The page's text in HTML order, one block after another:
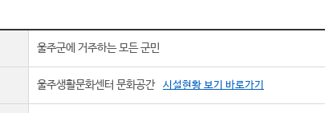
울주군에 거주하는 모든 군민
울주생활문화센터 문화공간 시설현황 보기 바로가기